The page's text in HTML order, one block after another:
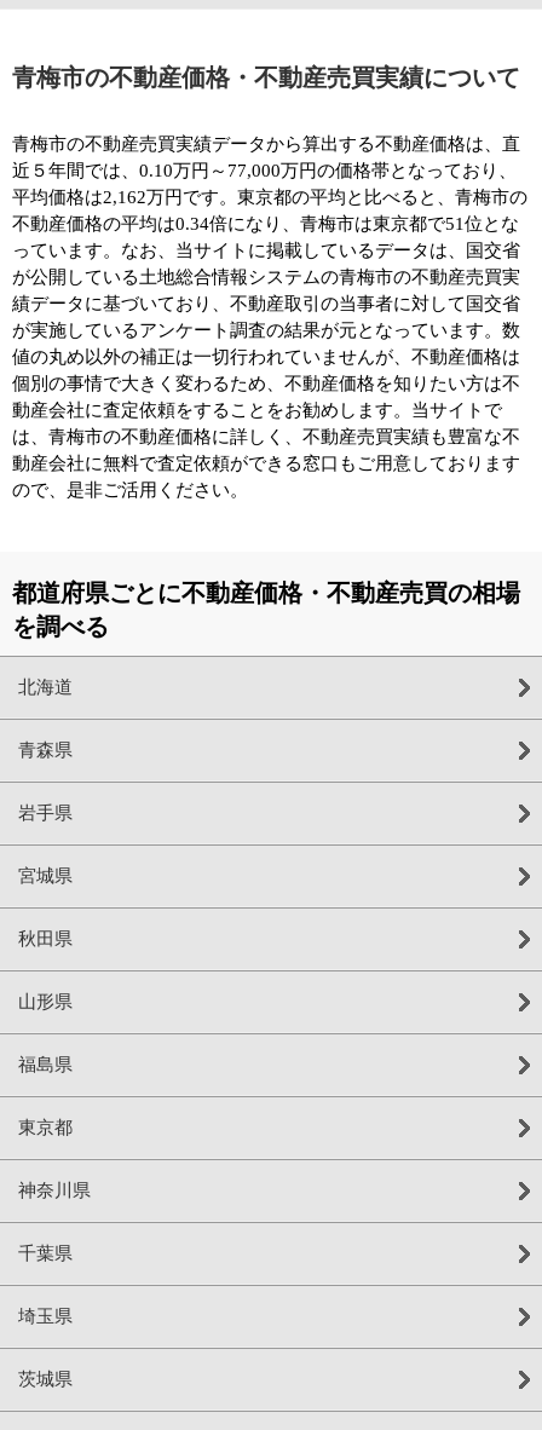
青梅市の不動産価格・不動産売買実績について
青梅市の不動産売買実績データから算出する不動産価格は、直
近５年間では、0.10万円～77,000万円の価格帯となっており、
平均価格は2,162万円です。東京都の平均と比べると、青梅市の
不動産価格の平均は0.34倍になり、青梅市は東京都で51位とな
っています。なお、当サイトに掲載しているデータは、国交省
が公開している土地総合情報システムの青梅市の不動産売買実
績データに基づいており、不動産取引の当事者に対して国交省
が実施しているアンケート調査の結果が元となっています。数
値の丸め以外の補正は一切行われていませんが、不動産価格は
個別の事情で大きく変わるため、不動産価格を知りたい方は不
動産会社に査定依頼をすることをお勧めします。当サイトで
は、青梅市の不動産価格に詳しく、不動産売買実績も豊富な不
動産会社に無料で査定依頼ができる窓口もご用意しております
ので、是非ご活用ください。
都道府県ごとに不動産価格・不動産売買の相場
を調べる
北海道
青森県
岩手県
宮城県
秋田県
山形県
福島県
東京都
神奈川県
千葉県
埼玉県
茨城県